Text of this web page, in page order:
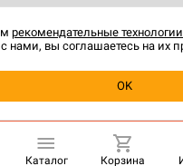
Уведомить о
.
Каталог Корзина
рекомендательные технологии
нами, вы соглашаетесь на их
OK